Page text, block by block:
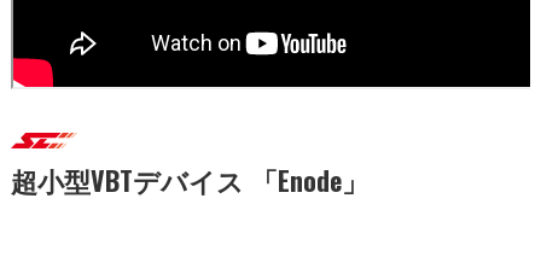
超小型VBTデバイス 「Enode」